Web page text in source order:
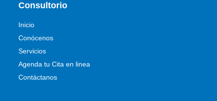
Consultorio
Inicio
Conócenos
Servicios
Agenda tu Cita en linea
Contáctanos